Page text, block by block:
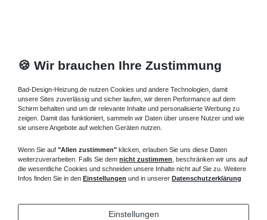
🍪 Wir brauchen Ihre Zustimmung
Bad-Design-Heizung.de nutzen Cookies und andere Technologien, damit
unsere Sites zuverlässig und sicher laufen, wir deren Performance auf dem
Schirm behalten und um dir relevante Inhalte und personalisierte Werbung zu
zeigen. Damit das funktioniert, sammeln wir Daten über unsere Nutzer und wie
sie unsere Angebote auf welchen Geräten nutzen.
Wenn Sie auf "Allen zustimmen" klicken, erlauben Sie uns diese Daten
weiterzuverarbeiten. Falls Sie dem nicht zustimmen , beschränken wir uns auf
die wesentliche Cookies und schneiden unsere Inhalte nicht auf Sie zu. Weitere
Infos finden Sie in den Einstellungen und in unserer Datenschutzerklärung
Einstellungen